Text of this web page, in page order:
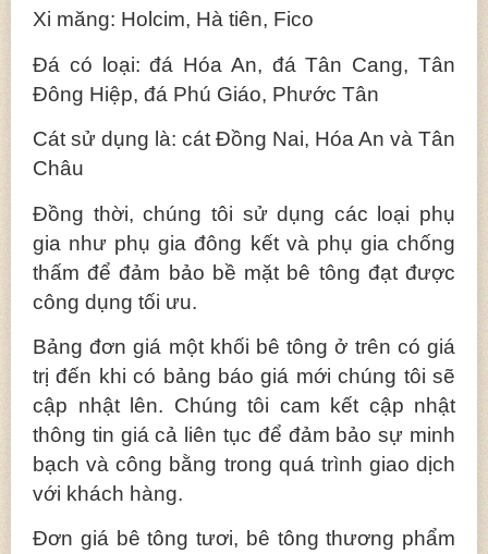
Xi măng: Holcim, Hà tiên, Fico
Đá có loại: đá Hóa An, đá Tân Cang, Tân
Đông Hiệp, đá Phú Giáo, Phước Tân
Cát sử dụng là: cát Đồng Nai, Hóa An và Tân
Châu
Đồng thời, chúng tôi sử dụng các loại phụ
gia như phụ gia đông kết và phụ gia chống
thấm để đảm bảo bề mặt bê tông đạt được
công dụng tối ưu.
Bảng đơn giá một khối bê tông ở trên có giá
trị đến khi có bảng báo giá mới chúng tôi sẽ
cập nhật lên. Chúng tôi cam kết cập nhật
thông tin giá cả liên tục để đảm bảo sự minh
bạch và công bằng trong quá trình giao dịch
với khách hàng.
Đơn giá bê tông tươi, bê tông thương phẩm